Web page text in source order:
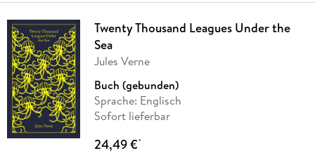
Twenty Thousand Leagues Under the
Sea
Jules Verne
Buch (gebunden)
Sprache: Englisch
Sofort lieferbar
24,49 €*